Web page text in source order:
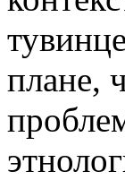
плане,